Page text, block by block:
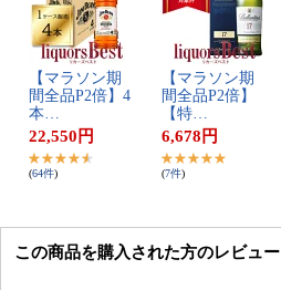
【​マ​ラ​ソ​ン​期​
間​全​品​P​2​倍​】​4​
本​…
22,550 円
(64件)
【​マ​ラ​ソ​ン​期​
間​全​品​P​2​倍​】​
【​特​…
6,678 円
(7件)
この商品を購入された方のレビュー